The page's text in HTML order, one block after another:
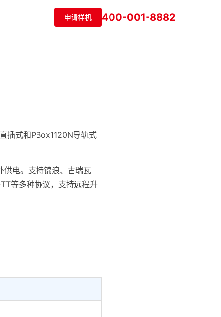
申请样机 400-001-8882
插式和PBox1120N导轨式
供电。支持锦浪、古瑞瓦
等多种协议，支持远程升